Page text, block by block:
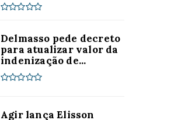
Delmasso pede decreto
para atualizar valor da
indenização de...
Agir lança Elisson